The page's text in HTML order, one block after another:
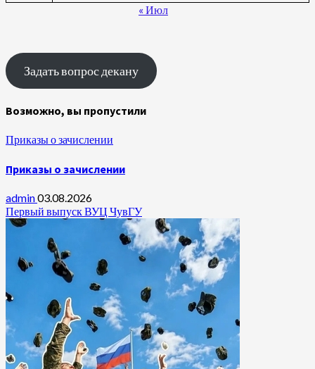
« Июл
Задать вопрос декану
Возможно, вы пропустили
Приказы о зачислении
Приказы о зачислении
admin03.08.2026
Первый выпуск ВУЦ ЧувГУ